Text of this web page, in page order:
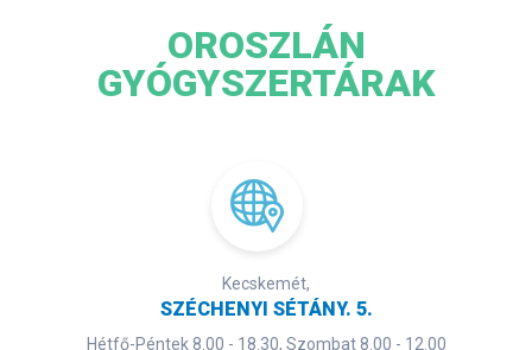
OROSZLÁN
GYÓGYSZERTÁRAK
Kecskemét,
SZÉCHENYI SÉTÁNY. 5.
Hétfő-Péntek 8.00 - 18.30, Szombat 8.00 - 12.00